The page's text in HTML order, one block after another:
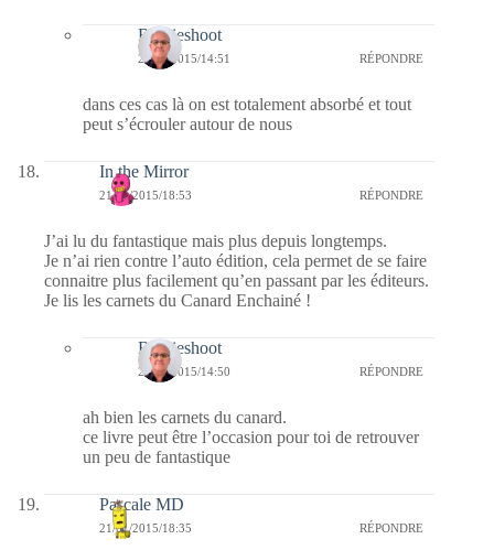
Bernieshoot
22/01/2015/14:51 RÉPONDRE
dans ces cas là on est totalement absorbé et tout
peut s’écrouler autour de nous
In the Mirror
21/01/2015/18:53 RÉPONDRE
J’ai lu du fantastique mais plus depuis longtemps.
Je n’ai rien contre l’auto édition, cela permet de se faire
connaitre plus facilement qu’en passant par les éditeurs.
Je lis les carnets du Canard Enchainé !
Bernieshoot
22/01/2015/14:50 RÉPONDRE
ah bien les carnets du canard.
ce livre peut être l’occasion pour toi de retrouver
un peu de fantastique
Pascale MD
21/01/2015/18:35 RÉPONDRE